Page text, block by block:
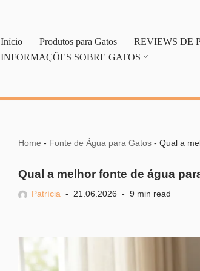
Início Produtos para Gatos
REVIEWS DE
INFORMAÇÕES SOBRE GATOS
Home - Fonte de Água para Gatos- Qual a
Qual a melhor fonte de água
Patrícia 21.06.2026 9 min read